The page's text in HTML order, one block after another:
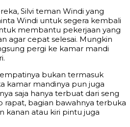
Silvi teman Windi yang
Windi untuk segera kembali
membantu pekerjaan yang
agar cepat selesai. Mungkin
pergi ke kamar mandi
bukan termasuk
kamar mandinya pun juga
saja hanya terbuat dari seng
rapat, bagian bawahnya terbuka
kanan atau kiri pintu juga